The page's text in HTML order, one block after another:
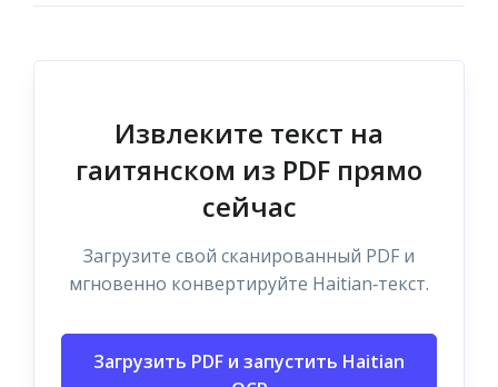
Извлеките текст на
гаитянском из PDF прямо
сейчас
Загрузите свой сканированный PDF и
мгновенно конвертируйте Haitian‑текст.
Загрузить PDF и запустить Haitian